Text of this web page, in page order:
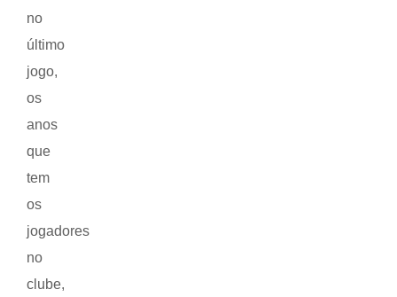
no
último
jogo,
os
anos
que
tem
os
jogadores
no
clube,